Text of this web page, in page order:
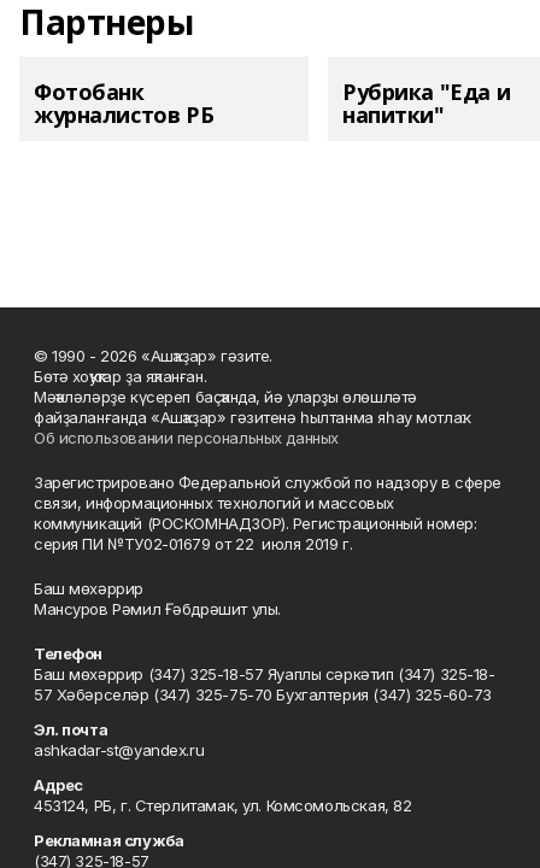
Партнеры
Фотобанк
журналистов РБ
Рубрика "Еда и
напитки"
© 1990 - 2026 «Ашҡаҙар» гәзите.
Бөтә хоҡуҡтар ҙа яҡланған.
Мәҡәләләрҙе күсереп баҫҡанда, йә уларҙы өлөшләтә
файҙаланғанда «Ашҡаҙар» гәзитенә һылтанма яһау мотлаҡ.
Об использовании персональных данных
Зарегистрировано Федеральной службой по надзору в сфере
связи, информационных технологий и массовых
коммуникаций (РОСКОМНАДЗОР). Регистрационный номер:
серия ПИ №ТУ02-01679 от 22 июля 2019 г.
Баш мөхәррир
Мансуров Рәмил Ғәбдрәшит улы.
Телефон
Баш мөхәррир (347) 325-18-57 Яуаплы сәркәтип (347) 325-18-
57 Хәбәрселәр (347) 325-75-70 Бухгалтерия (347) 325-60-73
Эл. почта
ashkadar-st@yandex.ru
Адрес
453124, РБ, г. Стерлитамак, ул. Комсомольская, 82
Рекламная служба
(347) 325-18-57